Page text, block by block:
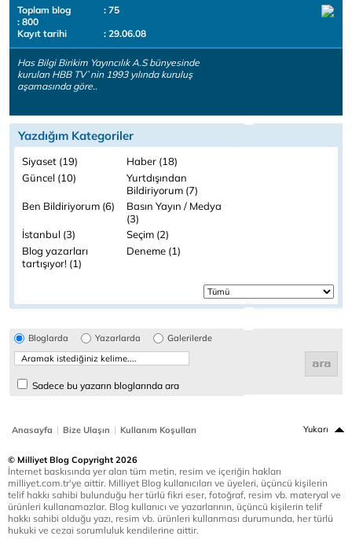
Toplam blog
: 75
: 800
Kayıt tarihi
: 29.06.08
Has Bilgi Birikim Yayıncılık A.S bünyesinde
kurulan HBB TV`nin 1993 yılında kuruluş
aşamasında göre..
Yazdığım Kategoriler
Siyaset (19)
Haber (18)
Güncel (10)
Yurtdışından
Bildiriyorum (7)
Ben Bildiriyorum (6) Basın Yayın / Medya
(3)
İstanbul (3)
Seçim (2)
Blog yazarları
tartışıyor! (1)
Deneme (1)
Bloglarda Yazarlarda Galerilerde
Sadece bu yazarın bloglarında ara
Anasayfa | Bize Ulaşın | Kullanım Koşulları Yukarı
© Milliyet Blog Copyright 2026
İnternet baskısında yer alan tüm metin, resim ve içeriğin hakları
milliyet.com.tr'ye aittir. Milliyet Blog kullanıcıları ve üyeleri, üçüncü kişilerin
telif hakkı sahibi bulunduğu her türlü fikri eser, fotoğraf, resim vb. materyal ve
ürünleri kullanamazlar. Blog kullanıcı ve yazarlarının, üçüncü kişilerin telif
hakkı sahibi olduğu yazı, resim vb. ürünleri kullanması durumunda, her türlü
hukuki ve cezai sorumluluk kendilerine aittir.